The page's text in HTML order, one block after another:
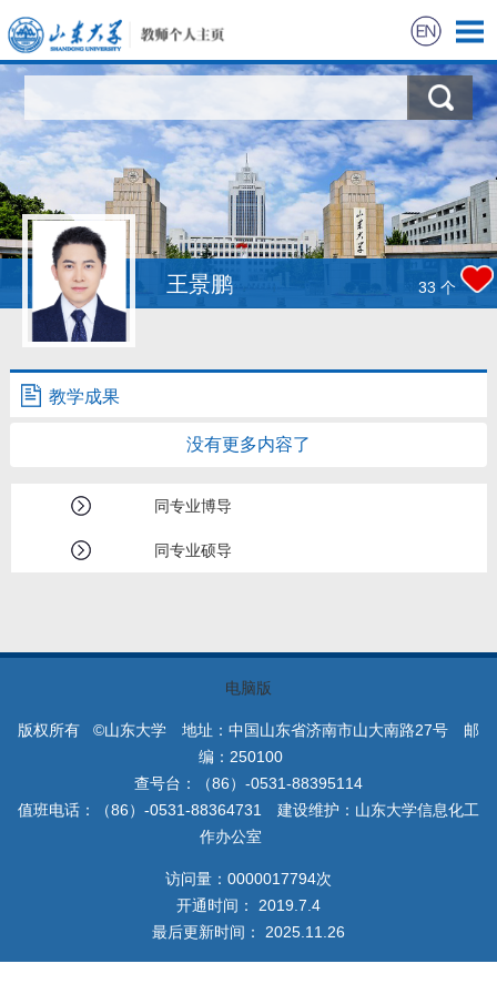
科学研究
教学研究
获奖信息
招生信息
学生信息
教师博客
王景鹏 33 个
教学成果
没有更多内容了
同专业博导
同专业硕导
电脑版
版权所有 ©山东大学 地址：中国山东省济南市山大南路27号 邮
编：250100
查号台：（86）-0531-88395114
值班电话：（86）-0531-88364731 建设维护：山东大学信息化工
作办公室
访问量： 0000017794次
开通时间： 2019 7 4
最后更新时间： 2025 11 26